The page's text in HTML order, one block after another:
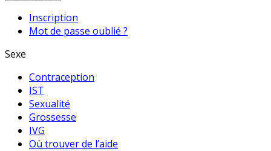
Inscription
Mot de passe oublié ?
Sexe
Contraception
IST
Sexualité
Grossesse
IVG
Où trouver de l’aide